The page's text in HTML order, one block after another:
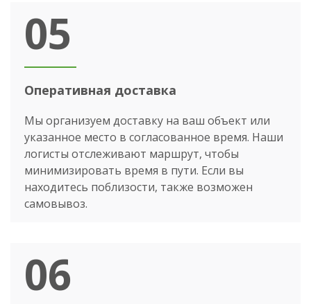
05
Оперативная доставка
Мы организуем доставку на ваш объект или
указанное место в согласованное время. Наши
логисты отслеживают маршрут, чтобы
минимизировать время в пути. Если вы
находитесь поблизости, также возможен
самовывоз.
06